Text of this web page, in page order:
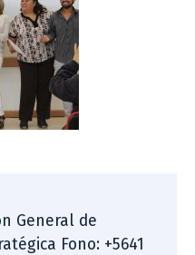
General de
Fono: +5641